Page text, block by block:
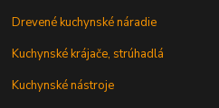
Drevené kuchynské náradie
Kuchynské krájače, strúhadlá
Kuchynské nástroje